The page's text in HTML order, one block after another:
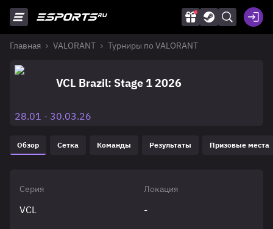
Главная VALORANT Турниры по VALORANT
VCL Brazil: Stage 1 2026
28.01 - 30.03.26
Обзор Сетка Команды Результаты Призовые места
Серия
VCL
Локация
-